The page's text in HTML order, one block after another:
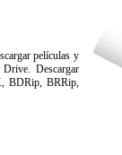
películas y
Descargar
BDRip, BRRip,